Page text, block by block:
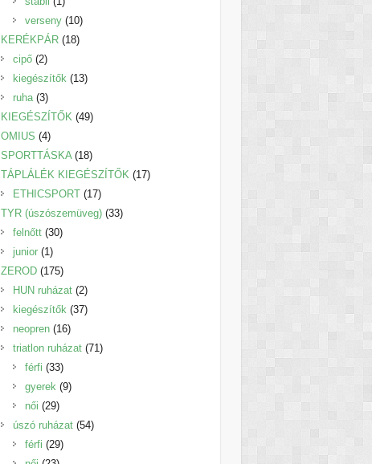
termék
verseny 1010
termék
KERÉKPÁR 1818
cipő 22
termék
kiegészítők 1313
ruha 33
termék
KIEGÉSZÍTŐK 4949
OMIUS 44
termék
SPORTTÁSKA 1818
termék
TÁPLÁLÉK KIEGÉSZÍTŐK 1717
ETHICSPORT 1717
termék
TYR (úszószemüveg) 3333
felnőtt 3030
junior 11
termék
ZEROD 175175
termék
HUN ruházat 22
termék
kiegészítők 3737
neopren 1616
termék
triatlon ruházat 7171
férfi 3333
termék
gyerek 99
női 2929
termék
úszó ruházat 5454
férfi 2929